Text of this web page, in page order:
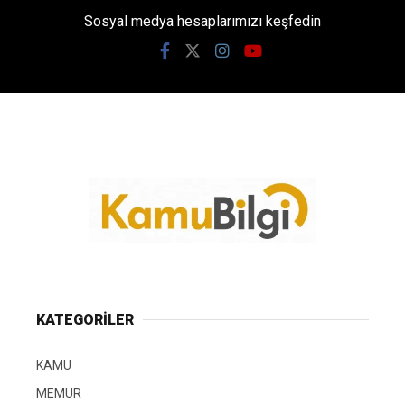
Sosyal medya hesaplarımızı keşfedin
KATEGORİLER
KAMU
MEMUR